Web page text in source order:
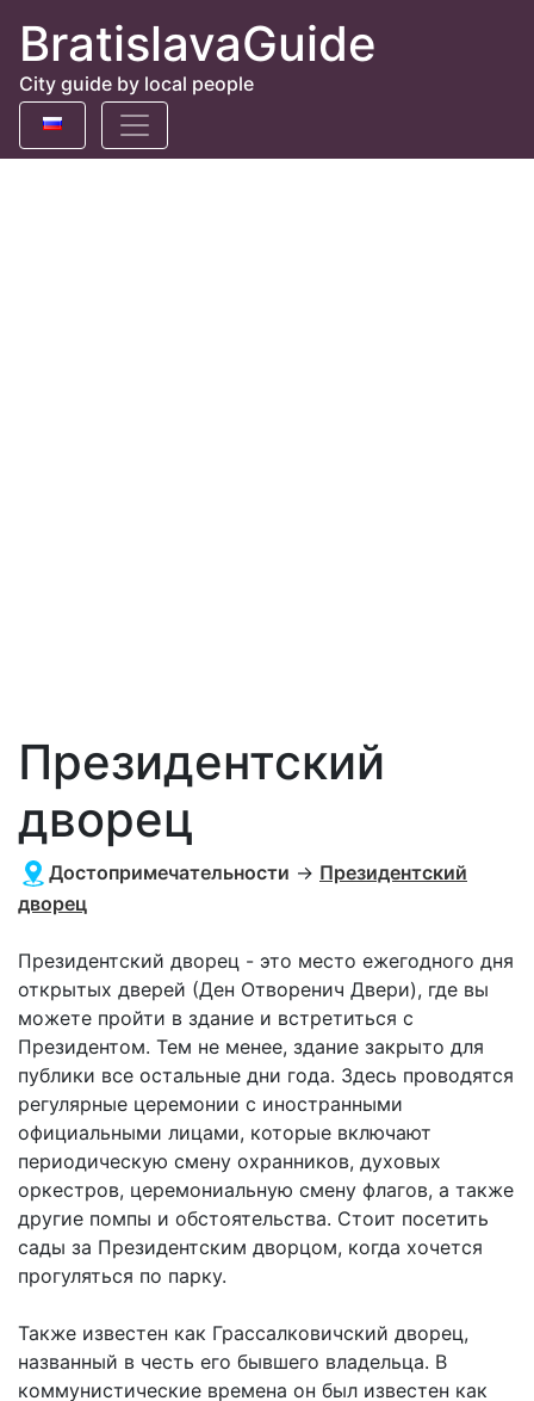
BratislavaGuide
City guide by local people
Президентский
дворец
Достопримечательности → Президентский
дворец
Президентский дворец - это место ежегодного дня
открытых дверей (Ден Отворенич Двери), где вы
можете пройти в здание и встретиться с
Президентом. Тем не менее, здание закрыто для
публики все остальные дни года. Здесь проводятся
регулярные церемонии с иностранными
официальными лицами, которые включают
периодическую смену охранников, духовых
оркестров, церемониальную смену флагов, а также
другие помпы и обстоятельства. Стоит посетить
сады за Президентским дворцом, когда хочется
прогуляться по парку.
Также известен как Грассалковичский дворец,
названный в честь его бывшего владельца. В
коммунистические времена он был известен как